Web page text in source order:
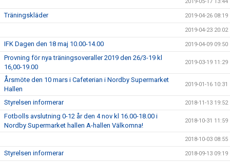
2019-05-17 13:44
Träningskläder 2019-04-26 08:19
2019-04-23 20:02
IFK Dagen den 18 maj 10.00-14.00 2019-04-09 09:50
Provning för nya träningsoveraller 2019 den 26/3-19 kl
16,00-19.00
2019-03-19 11:29
Årsmöte den 10 mars i Cafeterian i Nordby Supermarket
Hallen
2019-01-16 10:31
Styrelsen informerar 2018-11-13 19:52
Fotbolls avslutning 0-12 år den 4 nov kl 16.00-18.00 i
Nordby Supermarket hallen A-hallen Välkomna!
2018-10-31 11:59
2018-10-03 08:55
Styrelsen informerar 2018-09-13 09:19